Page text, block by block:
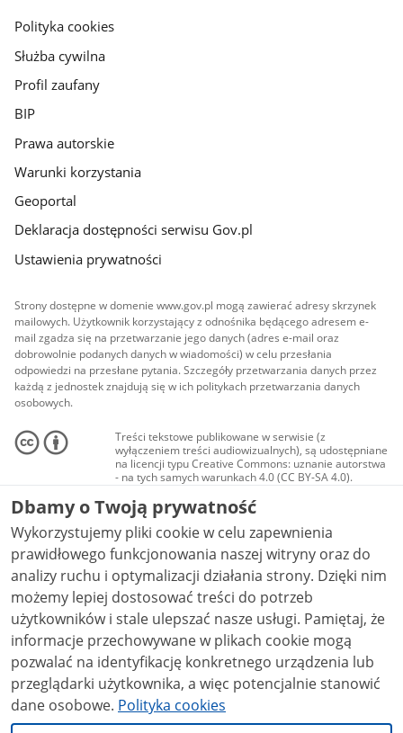
gov.pl
Polityka cookies
Służba cywilna
Profil zaufany
BIP
Prawa autorskie
Warunki korzystania
Geoportal
Deklaracja dostępności serwisu Gov.pl
Ustawienia prywatności
Strony dostępne w domenie www.gov.pl mogą zawierać adresy skrzynek
mailowych. Użytkownik korzystający z odnośnika będącego adresem e-
mail zgadza się na przetwarzanie jego danych (adres e-mail oraz
dobrowolnie podanych danych w wiadomości) w celu przesłania
odpowiedzi na przesłane pytania. Szczegóły przetwarzania danych przez
każdą z jednostek znajdują się w ich politykach przetwarzania danych
osobowych.
Treści tekstowe publikowane w serwisie (z
wyłączeniem treści audiowizualnych), są udostępniane
na licencji typu Creative Commons: uznanie autorstwa
- na tych samych warunkach 4.0 (CC BY-SA 4.0).
Materiały audiowizualne, w tym zdjęcia, materiały
audio i wideo, są udostępniane na licencji typu
Creative Commons: uznanie autorstwa użycie
niekomercyjne - bez utworów zależnych 4.0 (CC BY-
NC-ND 4.0), o ile nie jest to stwierdzone inaczej.
Dbamy o Twoją prywatność
Wykorzystujemy pliki cookie w celu zapewnienia
prawidłowego funkcjonowania naszej witryny oraz do
analizy ruchu i optymalizacji działania strony. Dzięki nim
możemy lepiej dostosować treści do potrzeb
użytkowników i stale ulepszać nasze usługi. Pamiętaj, że
informacje przechowywane w plikach cookie mogą
pozwalać na identyfikację konkretnego urządzenia lub
przeglądarki użytkownika, a więc potencjalnie stanowić
dane osobowe. Polityka cookies